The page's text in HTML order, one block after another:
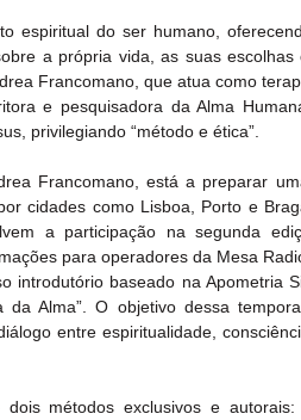
espiritual do ser humano,
a própria vida, as suas
Francomano, que atua como
e pesquisadora da Alma
privilegiando “método e ética”.
Francomano, está a preparar
cidades como Lisboa, Porto e
a participação na segunda
para operadores da Mesa
introdutório baseado na Apometria
da Alma”. O objetivo dessa
entre espiritualidade,
métodos exclusivos e